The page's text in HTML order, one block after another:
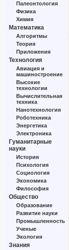
Палеонтология
Физика
Химия
Математика
Алгоритмы
Теория
Приложения
Технология
Авиация и
машиностроение
Высокие
технологии
Вычислительная
техника
Нанотехнология
Роботехника
Энергетика
Электроника
Гуманитарные
науки
История
Психология
Социология
Экономика
Философия
Общество
Образование
Развитие науки
Промышленность
Ученые
Экология
Знания